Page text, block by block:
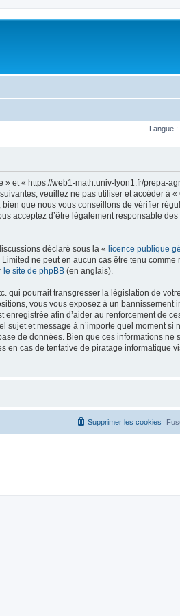
Langue :
et « https://web1-math.univ-lyon1.fr/prepa-
veuillez ne pas utiliser et accéder à «
que nous vous conseillons de vérifier
acceptez d’être légalement responsable
déclaré sous la « licence publique
ne peut en aucun cas être tenu comme
le site de phpBB (en anglais).
qui pourrait transgresser la législation de
vous vous exposez à un bannissement
enregistrée afin d’aider au renforcement de
sujet et message à n’importe quel moment si
de données. Bien que ces informations ne
en cas de tentative de piratage informatique
Supprimer les cookies